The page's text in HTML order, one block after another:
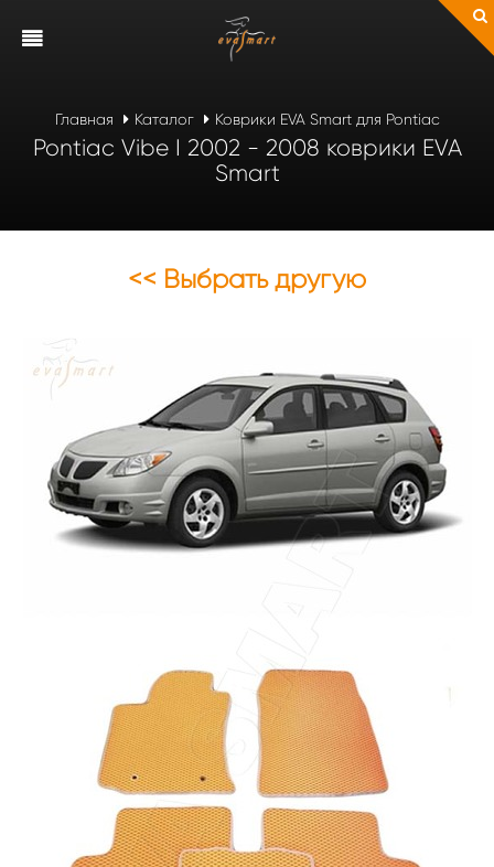
Главная Каталог Коврики EVA Smart для Pontiac
Pontiac Vibe I 2002 - 2008 коврики EVA
Smart
<< Выбрать другую